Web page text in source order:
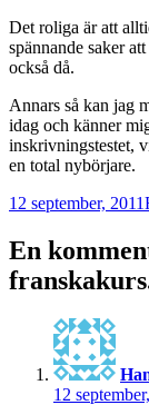
Det roliga är att
spännande saker
också då.
Annars så kan jag
idag och känner
inskrivningstestet,
en total nybörjare.
Postat
12 september, 2011
En
12